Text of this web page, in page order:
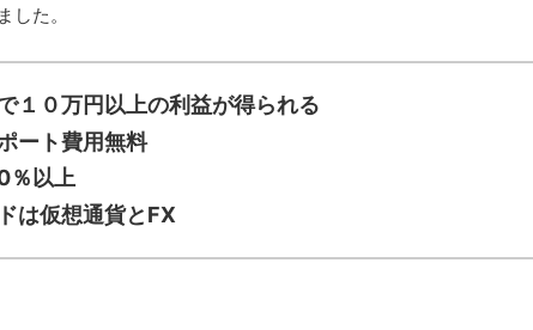
した。
１０万円以上の利益が得られる
ート費用無料
％以上
は仮想通貨とFX